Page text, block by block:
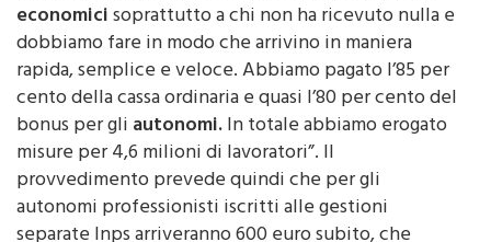
economicisoprattutto a chi non ha ricevuto nulla e
dobbiamo fare in modo che arrivino in maniera
rapida, semplice e veloce. Abbiamo pagato l’85 per
cento della cassa ordinaria e quasi l’80 per cento del
bonus per gliautonomi.In totale abbiamo erogato
misure per 4,6 milioni di lavoratori”. Il
provvedimento prevede quindi che per gli
autonomi professionisti iscritti alle gestioni